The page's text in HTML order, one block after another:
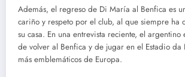
Además, el regreso de Di María al Benfica es
cariño y respeto por el club, al que siempre ha
su casa. En una entrevista reciente, el argentino
de volver al Benfica y de jugar en el Estadio da
más emblemáticos de Europa.